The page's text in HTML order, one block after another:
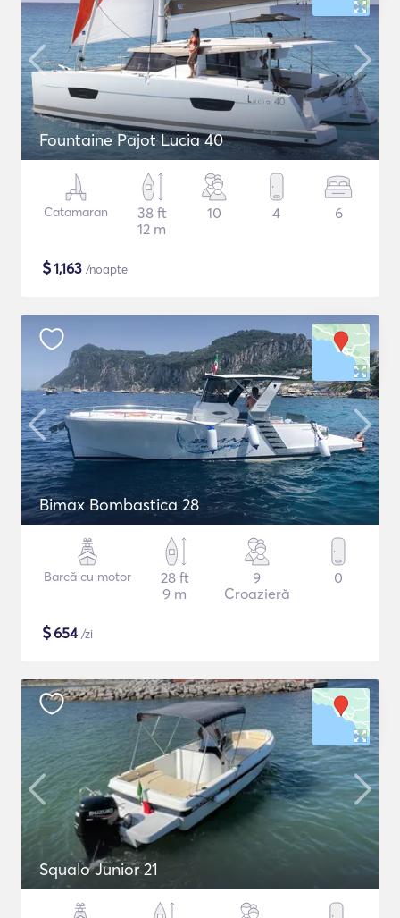
Fountaine Pajot Lucia 40
Catamaran
38 ft
12 m
10 4 6
$1,163 /noapte
Bimax Bombastica 28
Barcă cu motor
28 ft
9 m
9
Croazieră
0
$654/zi
Squalo Junior 21